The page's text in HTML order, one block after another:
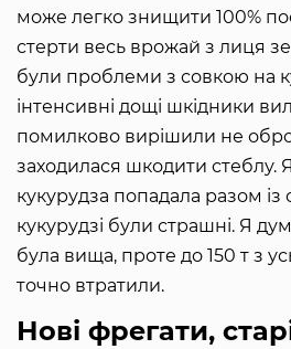
може легко знищити 100%
стерти весь врожай з лиця
були проблеми з совкою на
інтенсивні дощі шкідники
помилково вирішили не
заходилася шкодити стеблу.
кукурудза попадала разом
кукурудзі були страшні. Я
була вища, проте до 150 т з
точно втратили.
Нові фрегати,